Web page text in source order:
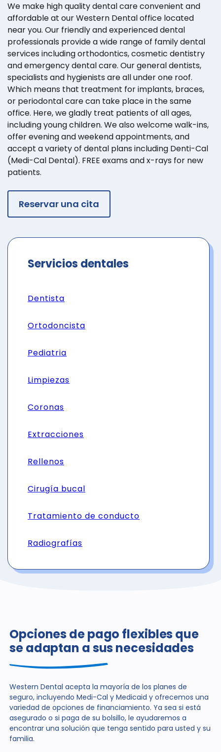
We make high quality dental care convenient and
affordable at our Western Dental office located
near you. Our friendly and experienced dental
professionals provide a wide range of family dental
services including orthodontics, cosmetic dentistry
and emergency dental care. Our general dentists,
specialists and hygienists are all under one roof.
Which means that treatment for implants, braces,
or periodontal care can take place in the same
office. Here, we gladly treat patients of all ages,
including young children. We also welcome walk-ins,
offer evening and weekend appointments, and
accept a variety of dental plans including Denti-Cal
(Medi-Cal Dental). FREE exams and x-rays for new
patients.
Reservar una cita
Servicios dentales
Dentista
Ortodoncista
Pediatria
Limpiezas
Coronas
Extracciones
Rellenos
Cirugía bucal
Tratamiento de conducto
Radiografías
Opciones de pago flexibles que
se adaptan a sus necesidades
Western Dental acepta la mayoría de los planes de
seguro, incluyendo Medi-Cal y Medicaid y ofrecemos una
variedad de opciones de financiamiento. Ya sea si está
asegurado o si paga de su bolsillo, le ayudaremos a
encontrar una solución que tenga sentido para usted y su
familia.